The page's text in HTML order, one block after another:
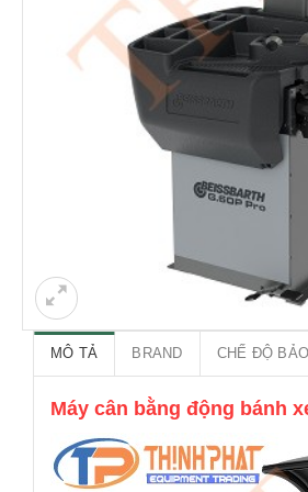
MÔ TẢ BRAND CHẾ ĐỘ
Máy cân bằng động bánh